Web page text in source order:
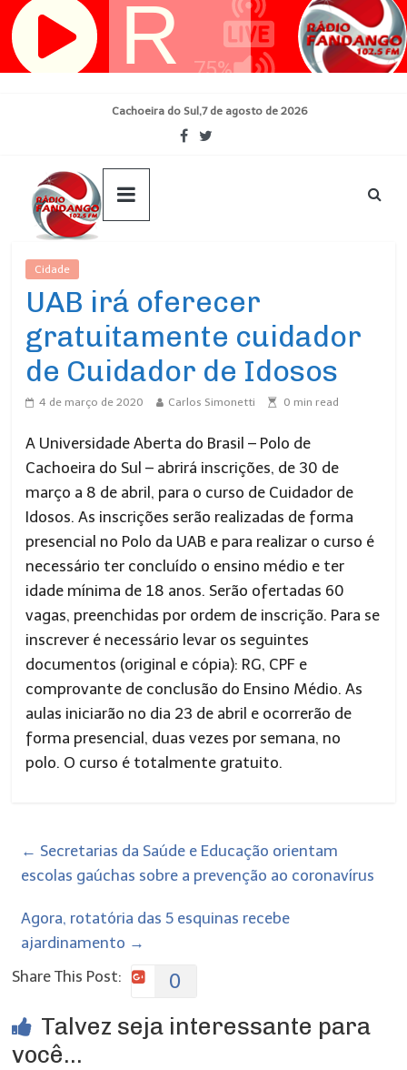
Pular
para
Cachoeira do Sul,7 de agosto de 2026
Cidade
UAB irá oferecer
gratuitamente cuidador
de Cuidador de Idosos
4 de março de 2020 Carlos Simonetti 0 min read
A Universidade Aberta do Brasil – Polo de
Cachoeira do Sul – abrirá inscrições, de 30 de
março a 8 de abril, para o curso de Cuidador de
Idosos. As inscrições serão realizadas de forma
presencial no Polo da UAB e para realizar o curso é
necessário ter concluído o ensino médio e ter
idade mínima de 18 anos. Serão ofertadas 60
vagas, preenchidas por ordem de inscrição. Para se
inscrever é necessário levar os seguintes
documentos (original e cópia): RG, CPF e
comprovante de conclusão do Ensino Médio.As
aulas iniciarão no dia 23 de abril e ocorrerão de
forma presencial, duas vezes por semana, no
polo. O curso é totalmente gratuito.
← Secretarias da Saúde e Educação orientam
escolas gaúchas sobre a prevenção ao coronavírus
Agora, rotatória das 5 esquinas recebe
ajardinamento →
Share This Post:
0
Talvez seja interessante para
você...